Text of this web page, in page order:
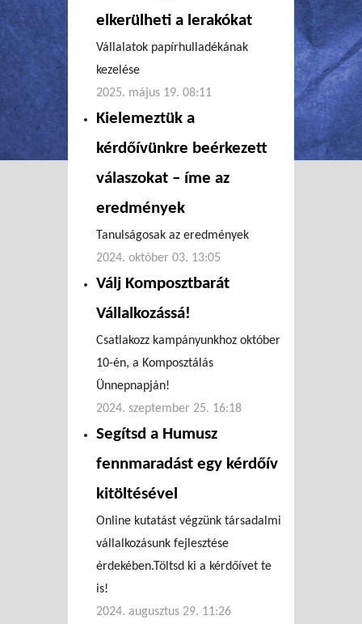
elkerülheti a lerakókat
Vállalatok papírhulladékának
kezelése
2025. május 19. 08:11
Kielemeztük a
kérdőívünkre beérkezett
válaszokat – íme az
eredmények
Tanulságosak az eredmények
2024. október 03. 13:05
Válj Komposztbarát
Vállalkozássá!
Csatlakozz kampányunkhoz október
10-én, a Komposztálás
Ünnepnapján!
2024. szeptember 25. 16:18
Segítsd a Humusz
fennmaradást egy kérdőív
kitöltésével
Online kutatást végzünk társadalmi
vállalkozásunk fejlesztése
érdekében.Töltsd ki a kérdőívet te
is!
2024. augusztus 29. 11:26